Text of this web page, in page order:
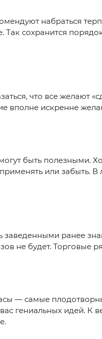
набраться
Так сохранится
что все желают
вполне искренне
быть полезными.
или забыть.
заведенными ранее
не будет. Торговые
— самые
гениальных идей. К